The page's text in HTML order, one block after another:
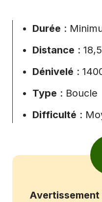
Durée :
Distance :
Dénivelé :
Type : Boucle
Difficulté :
Avertissement